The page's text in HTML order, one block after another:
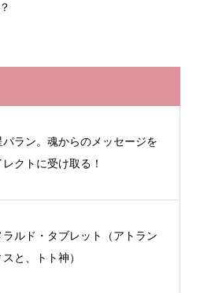
パラン。魂からのメッセージを
レクトに受け取る！
ラルド・タブレット（アトラン
スと、トト神）